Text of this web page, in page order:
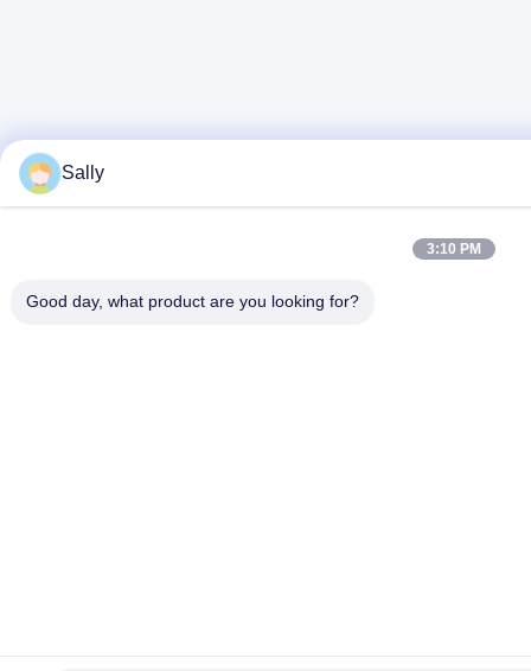
Sally
3:10 PM
Good day, what product are you looking for?